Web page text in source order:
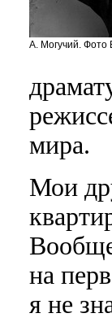
А. Могучий. Фото
мира.
Мои
на
я не